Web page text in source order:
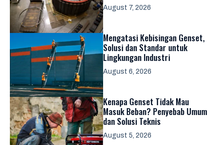
August 7, 2026
Mengatasi Kebisingan Genset,
Solusi dan Standar untuk
Lingkungan Industri
August 6, 2026
Kenapa Genset Tidak Mau
Masuk Beban? Penyebab Umum
dan Solusi Teknis
August 5, 2026